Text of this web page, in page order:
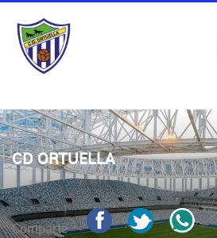
CD ORTUELLA
Comparte